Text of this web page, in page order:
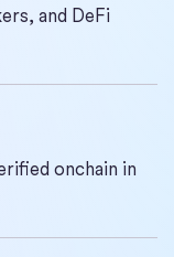
and DeFi
onchain in